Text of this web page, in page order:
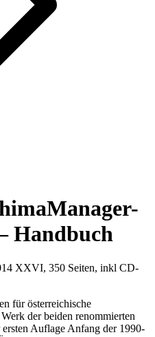
Manager-
Handbuch
XXVI, 350 Seiten, inkl CD-
für österreichische
der beiden renommierten
Auflage Anfang der 1990-